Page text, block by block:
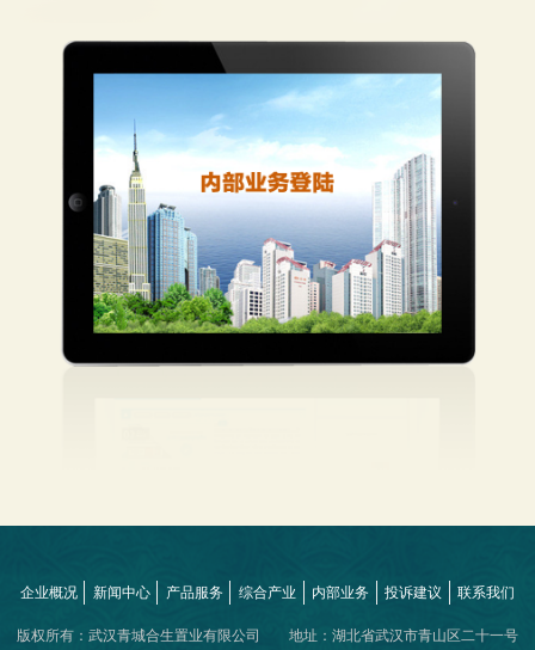
企业概况 新闻中心 产品服务 综合产业 内部业务 投诉建议 联系我们
版权所有：武汉青城合生置业有限公司 地址：湖北省武汉市青山区二十一号